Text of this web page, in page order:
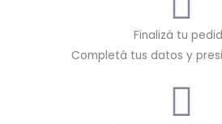
Finalizá tu
Completá tus datos y